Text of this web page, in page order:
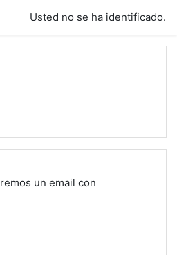
Usted no se ha identificado.
un email con